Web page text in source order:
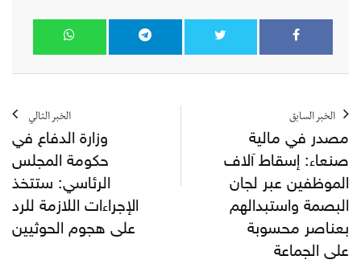
الخبر السابق
مصدر في مالية
صنعاء: إسقاط آلاف
الموظفين عبر لجان
البصمة واستبدالهم
بعناصر محسوبة
على الجماعة
الخبر التالي
وزارة الدفاع في
حكومة المجلس
الرئاسي: ستتخذ
الإجراءات اللازمة للرد
على هجوم الحوثيين